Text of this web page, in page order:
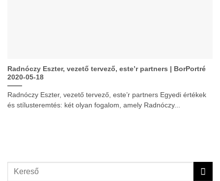
Radnóczy Eszter, vezető tervező, este’r partners | BorPortré
2020-05-18
Radnóczy Eszter, vezető tervező, este’r partners Egyedi értékek
és stílusteremtés: két olyan fogalom, amely Radnóczy...